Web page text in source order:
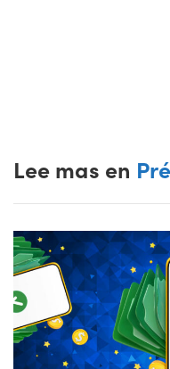
Lee mas en